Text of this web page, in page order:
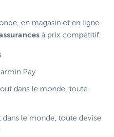
en magasin et en ligne
à prix compétitif.
Pay
dans le monde, toute
dans le monde, toute devise